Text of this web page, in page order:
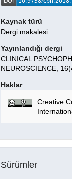
Kaynak türü
Dergi makalesi
Yayınlandığı dergi
CLINICAL
NEUROSCIENCE,
Haklar
Creative
Sürümler